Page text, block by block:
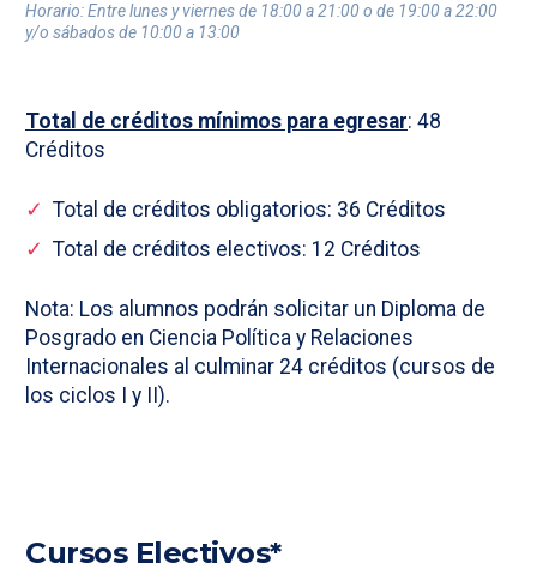
Horario: Entre lunes y viernes de 18:00 a 21:00 o de 19:00 a 22:00
y/o sábados de 10:00 a 13:00
Total de créditos mínimos para egresar: 48
Créditos
Total de créditos obligatorios: 36 Créditos
Total de créditos electivos: 12 Créditos
Nota: Los alumnos podrán solicitar un Diploma de
Posgrado en Ciencia Política y Relaciones
Internacionales al culminar 24 créditos (cursos de
los ciclos I y II).
Cursos Electivos*